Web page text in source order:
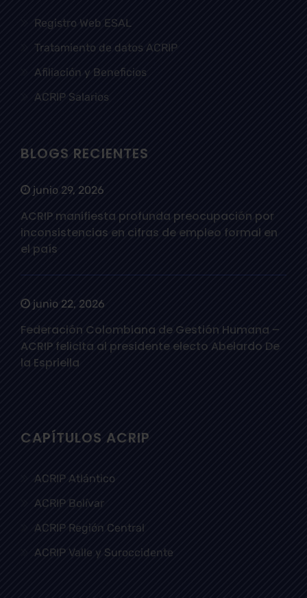
Registro Web ESAL
Tratamiento de datos ACRIP
Afiliación y Beneficios
ACRIP Salarios
BLOGS RECIENTES
junio 29, 2026
ACRIP manifiesta profunda preocupación por
inconsistencias en cifras de empleo formal en
el país
junio 22, 2026
Federación Colombiana de Gestión Humana –
ACRIP felicita al presidente electo Abelardo De
la Espriella
CAPÍTULOS ACRIP
ACRIP Atlántico
ACRIP Bolívar
ACRIP Región Central
ACRIP Valle y Suroccidente